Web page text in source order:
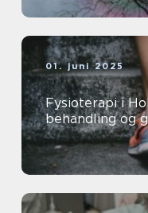
01. juni 2025
Fysioterapi i
behandling og